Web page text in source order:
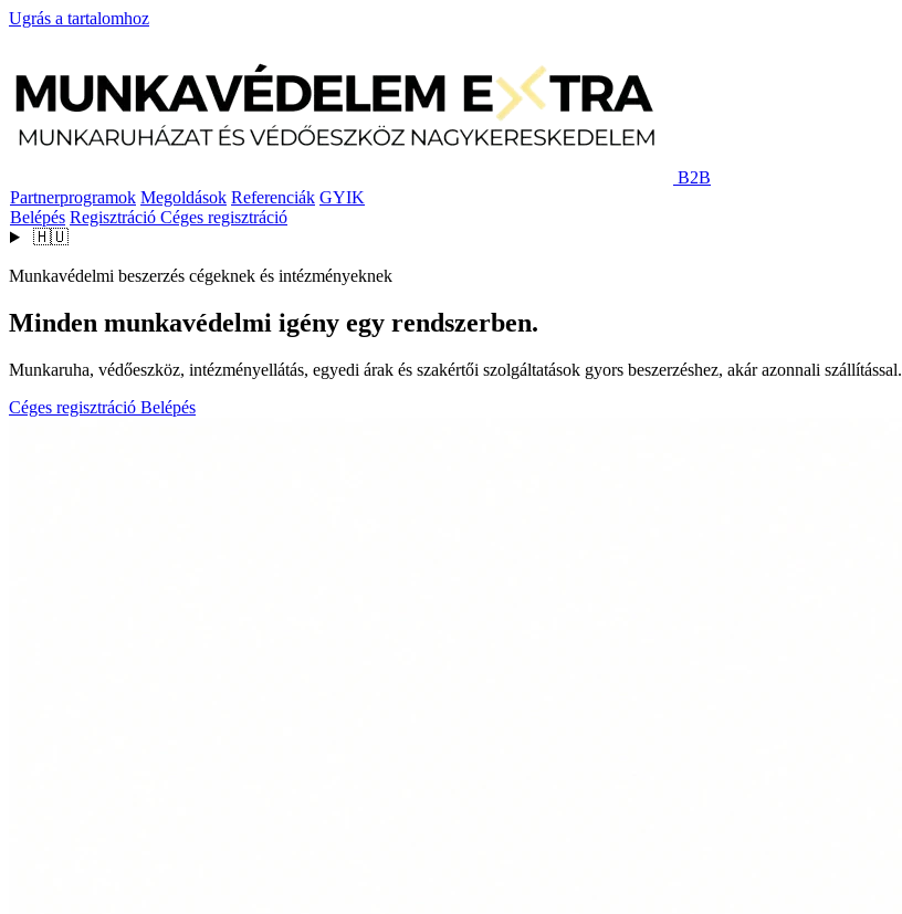
Ugrás a tartalomhoz
B2B
Partnerprogramok Megoldások Referenciák GYIK
Belépés Regisztráció Céges regisztráció
🇭🇺
Munkavédelmi beszerzés cégeknek és intézményeknek
Minden munkavédelmi igény egy rendszerben.
Munkaruha, védőeszköz, intézményellátás, egyedi árak és szakértői szolgáltatások gyors beszerzéshez, akár azonnali szállítással.
Céges regisztráció Belépés